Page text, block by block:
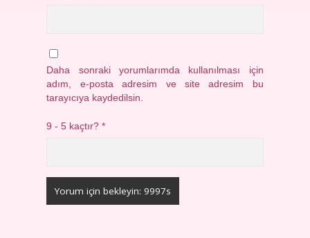
Daha sonraki yorumlarımda kullanılması için
adım, e-posta adresim ve site adresim bu
tarayıcıya kaydedilsin.
9 - 5 kaçtır?*